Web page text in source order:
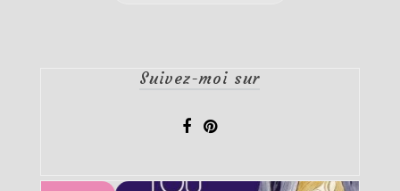
Suivez-moi sur